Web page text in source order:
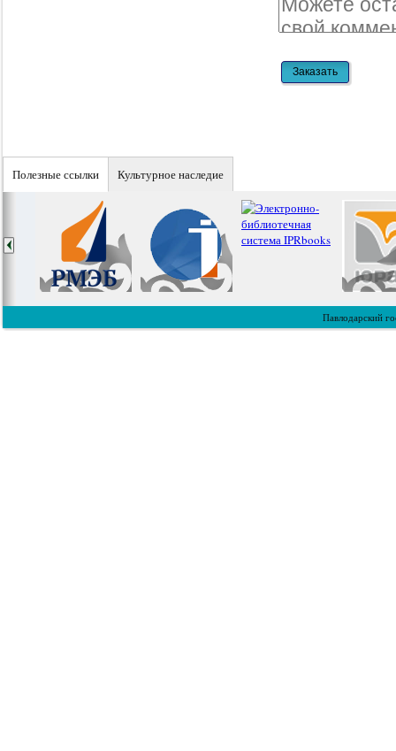
Полезные ссылки Культурное наследие
Павлодарский